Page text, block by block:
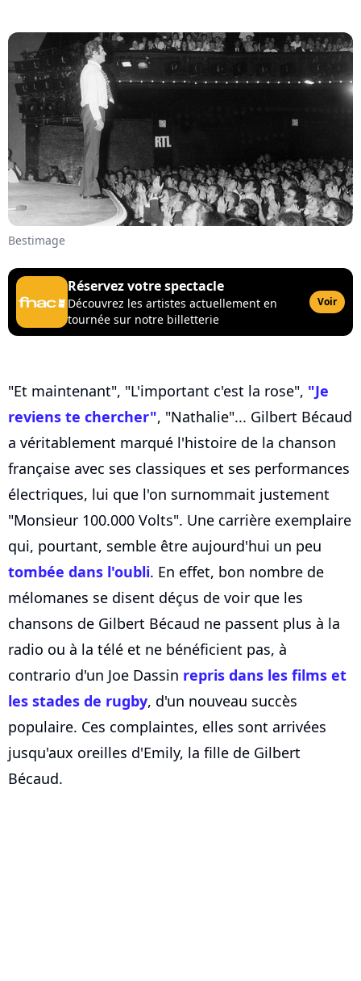
Bestimage
Réservez votre spectacle
Découvrez les artistes actuellement en
tournée sur notre billetterie
Voir
"Et maintenant", "L'important c'est la rose", "Je
reviens te chercher", "Nathalie"... Gilbert Bécaud
a véritablement marqué l'histoire de la chanson
française avec ses classiques et ses performances
électriques, lui que l'on surnommait justement
"Monsieur 100.000 Volts". Une carrière exemplaire
qui, pourtant, semble être aujourd'hui un peu
tombée dans l'oubli. En effet, bon nombre de
mélomanes se disent déçus de voir que les
chansons de Gilbert Bécaud ne passent plus à la
radio ou à la télé et ne bénéficient pas, à
contrario d'un Joe Dassin repris dans les films et
les stades de rugby, d'un nouveau succès
populaire. Ces complaintes, elles sont arrivées
jusqu'aux oreilles d'Emily, la fille de Gilbert
Bécaud.